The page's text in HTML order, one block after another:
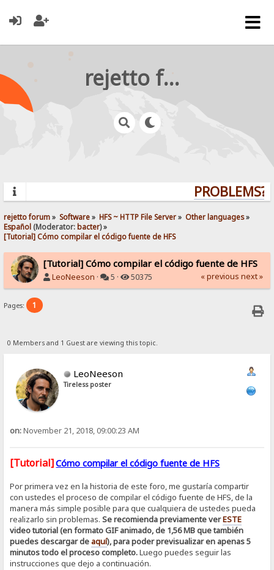
rejetto forum
PROBLEMS?
rejetto forum» Software» HFS ~ HTTP File Server» Other languages»
Español (Moderator: bacter) »
[Tutorial] Cómo compilar el código fuente de HFS
[Tutorial] Cómo compilar el código fuente de HFS
LeoNeeson · 5 · 50375 « previous next »
Pages: 1
0 Members and 1 Guest are viewing this topic.
LeoNeeson
Tireless poster
on:November 21, 2018, 09:00:23 AM
[Tutorial]Cómo compilar el código fuente de HFS
Por primera vez en la historia de este foro, me gustaría compartir
con ustedes el proceso de compilar el código fuente de HFS, de la
manera más simple posible para que cualquiera de ustedes pueda
realizarlo sin problemas.Se recomienda previamente verESTE
video tutorial (en formato GIF animado, de 1,56 MB que también
puedes descargar deaquí), para poder previsualizar en apenas 5
minutos todo el proceso completo.Luego puedes seguir las
instrucciones que dejo a continuación.